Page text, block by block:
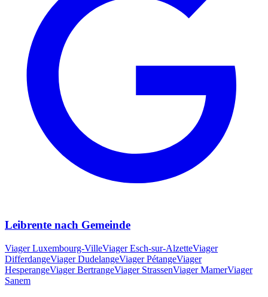
Leibrente nach Gemeinde
ViagerLuxembourg-VilleViagerEsch-sur-AlzetteViager
DifferdangeViagerDudelangeViagerPétangeViager
HesperangeViagerBertrangeViager StrassenViagerMamerViager
Sanem